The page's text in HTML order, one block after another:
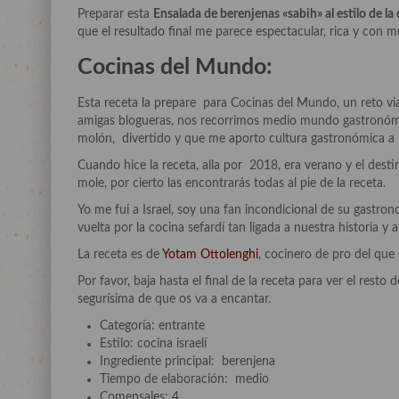
Preparar esta Ensalada de berenjenas «sabih» al estilo de
que el resultado final me parece espectacular, rica y con
Cocinas del Mundo:
Esta receta la prepare para Cocinas del Mundo, un reto
amigas blogueras, nos recorrimos medio mundo
molón, divertido y que me aporto cultura gastronómica a
Cuando hice la receta, alla por 2018, era verano y el
mole, por cierto las encontrarás todas al pie de la receta.
Yo me fui a Israel, soy una fan incondicional de su
vuelta por la cocina sefardí tan ligada a nuestra historia y
La receta es de Yotam Ottolenghi, cocinero de pro del que
Por favor, baja hasta el final de la receta para ver el resto
segurísima de que os va a encantar.
Categoría: entrante
Estilo: cocina israelí
Ingrediente principal: berenjena
Tiempo de elaboración: medio